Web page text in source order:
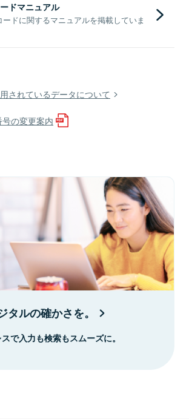
ドマニュアル
ドに関するマニュアルを掲載していま
されているデータについて
の変更案内
タルの確かさを。
で入力も検索もスムーズに。